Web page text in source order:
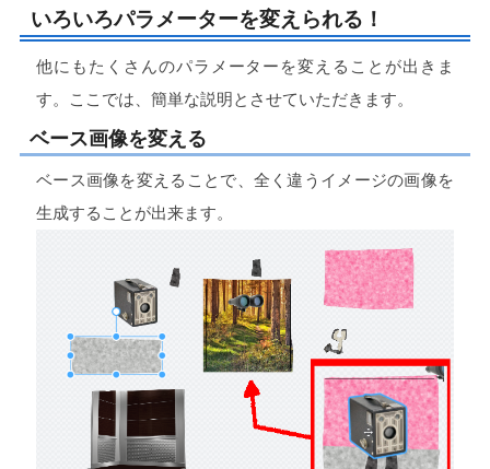
いろいろパラメーターを変えられる！
他にもたくさんのパラメーターを変えることが出きま
す。ここでは、簡単な説明とさせていただきます。
ベース画像を変える
ベース画像を変えることで、全く違うイメージの画像を
生成することが出来ます。